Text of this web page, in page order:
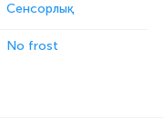
Сенсорлық
No frost